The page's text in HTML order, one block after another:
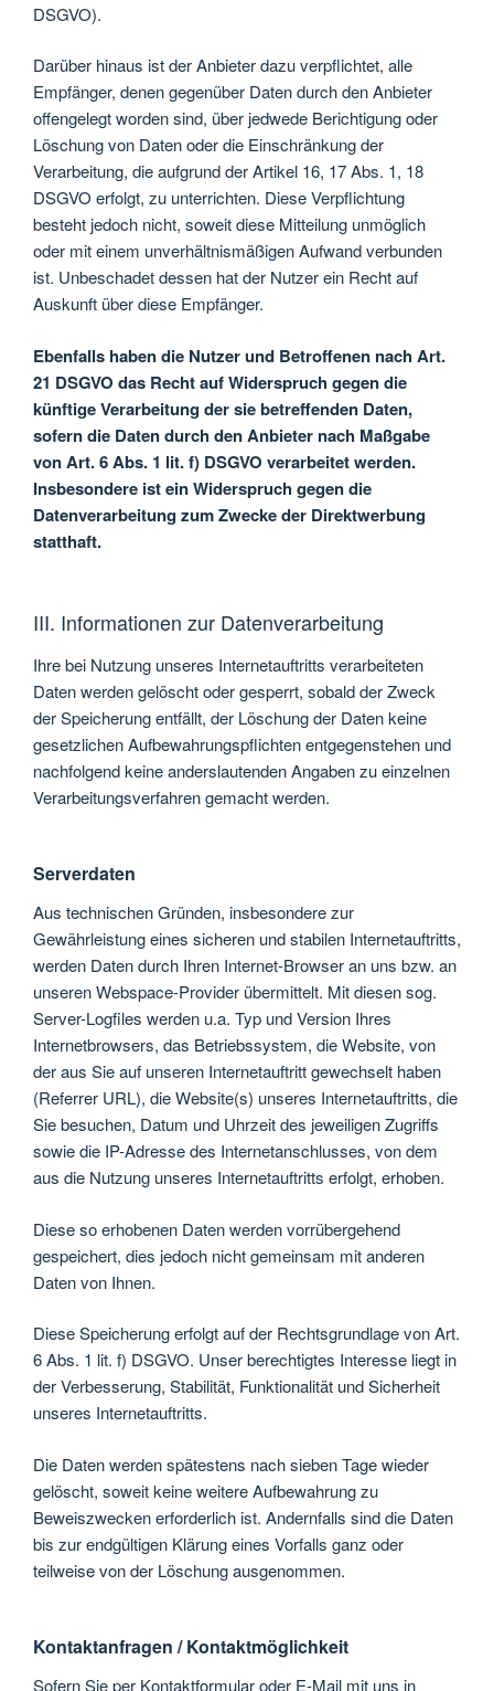
DSGVO).
Darüber hinaus ist der Anbieter dazu verpflichtet, alle
Empfänger, denen gegenüber Daten durch den Anbieter
offengelegt worden sind, über jedwede Berichtigung oder
Löschung von Daten oder die Einschränkung der
Verarbeitung, die aufgrund der Artikel 16, 17 Abs. 1, 18
DSGVO erfolgt, zu unterrichten. Diese Verpflichtung
besteht jedoch nicht, soweit diese Mitteilung unmöglich
oder mit einem unverhältnismäßigen Aufwand verbunden
ist. Unbeschadet dessen hat der Nutzer ein Recht auf
Auskunft über diese Empfänger.
Ebenfalls haben die Nutzer und Betroffenen nach Art.
21 DSGVO das Recht auf Widerspruch gegen die
künftige Verarbeitung der sie betreffenden Daten,
sofern die Daten durch den Anbieter nach Maßgabe
von Art. 6 Abs. 1 lit. f) DSGVO verarbeitet werden.
Insbesondere ist ein Widerspruch gegen die
Datenverarbeitung zum Zwecke der Direktwerbung
statthaft.
III. Informationen zur Datenverarbeitung
Ihre bei Nutzung unseres Internetauftritts verarbeiteten
Daten werden gelöscht oder gesperrt, sobald der Zweck
der Speicherung entfällt, der Löschung der Daten keine
gesetzlichen Aufbewahrungspflichten entgegenstehen und
nachfolgend keine anderslautenden Angaben zu einzelnen
Verarbeitungsverfahren gemacht werden.
Serverdaten
Aus technischen Gründen, insbesondere zur
Gewährleistung eines sicheren und stabilen Internetauftritts,
werden Daten durch Ihren Internet-Browser an uns bzw. an
unseren Webspace-Provider übermittelt. Mit diesen sog.
Server-Logfiles werden u.a. Typ und Version Ihres
Internetbrowsers, das Betriebssystem, die Website, von
der aus Sie auf unseren Internetauftritt gewechselt haben
(Referrer URL), die Website(s) unseres Internetauftritts, die
Sie besuchen, Datum und Uhrzeit des jeweiligen Zugriffs
sowie die IP-Adresse des Internetanschlusses, von dem
aus die Nutzung unseres Internetauftritts erfolgt, erhoben.
Diese so erhobenen Daten werden vorrübergehend
gespeichert, dies jedoch nicht gemeinsam mit anderen
Daten von Ihnen.
Diese Speicherung erfolgt auf der Rechtsgrundlage von Art.
6 Abs. 1 lit. f) DSGVO. Unser berechtigtes Interesse liegt in
der Verbesserung, Stabilität, Funktionalität und Sicherheit
unseres Internetauftritts.
Die Daten werden spätestens nach sieben Tage wieder
gelöscht, soweit keine weitere Aufbewahrung zu
Beweiszwecken erforderlich ist. Andernfalls sind die Daten
bis zur endgültigen Klärung eines Vorfalls ganz oder
teilweise von der Löschung ausgenommen.
Kontaktanfragen / Kontaktmöglichkeit
Sofern Sie per Kontaktformular oder E-Mail mit uns in